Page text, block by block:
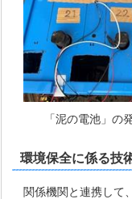
「泥の電池」の発
環境保全に係る技
関係機関と連携して